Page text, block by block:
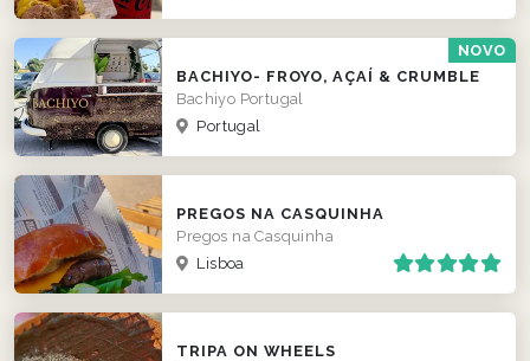
NOVO
BACHIYO- FROYO, AÇAÍ & CRUMBLE
Bachiyo Portugal
Portugal
PREGOS NA CASQUINHA
Pregos na Casquinha
Lisboa
TRIPA ON WHEELS